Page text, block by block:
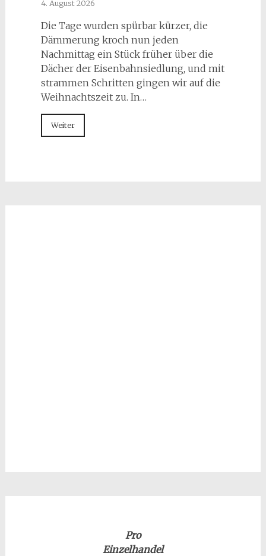
4. August 2026
Die Tage wurden spürbar kürzer, die
Dämmerung kroch nun jeden
Nachmittag ein Stück früher über die
Dächer der Eisenbahnsiedlung, und mit
strammen Schritten gingen wir auf die
Weihnachtszeit zu. In…
Weiter
Pro
Einzelhandel